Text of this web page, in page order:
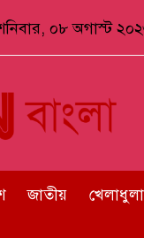
০৮ অগাস্ট
জাতীয় খেলাধুলা